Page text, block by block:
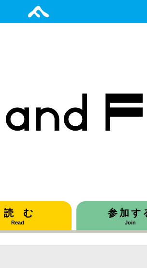
読む
Read
参加す
Join